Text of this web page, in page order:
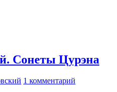
Сонеты Цурэна
1 комментарий